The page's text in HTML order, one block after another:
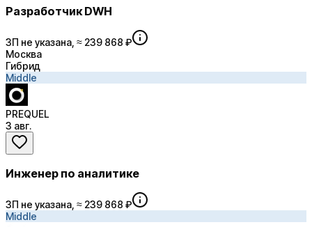
Разработчик DWH
ЗП не указана, ≈ 239 868 ₽
Москва
Гибрид
Middle
PREQUEL
3 авг.
Инженер по аналитике
ЗП не указана, ≈ 239 868 ₽
Middle